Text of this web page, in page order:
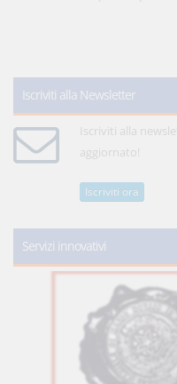
Iscriviti alla Newsletter
Iscriviti alla
aggiornato!
Iscriviti ora
Servizi innovativi